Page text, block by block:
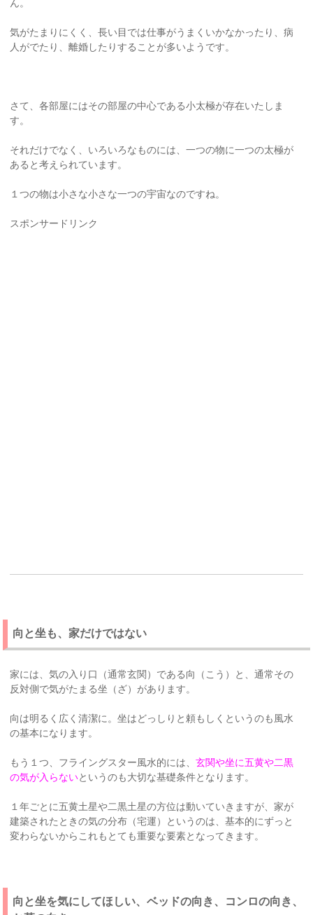
ん。
気がたまりにくく、長い目では仕事がうまくいかなかったり、病
人がでたり、離婚したりすることが多いようです。
さて、各部屋にはその部屋の中心である小太極が存在いたしま
す。
それだけでなく、いろいろなものには、一つの物に一つの太極が
あると考えられています。
１つの物は小さな小さな一つの宇宙なのですね。
スポンサードリンク
向と坐も、家だけではない
家には、気の入り口（通常玄関）である向（こう）と、通常その
反対側で気がたまる坐（ざ）があります。
向は明るく広く清潔に。坐はどっしりと頼もしくというのも風水
の基本になります。
もう１つ、フライングスター風水的には、玄関や坐に五黄や二黒
の気が入らないというのも大切な基礎条件となります。
１年ごとに五黄土星や二黒土星の方位は動いていきますが、家が
建築されたときの気の分布（宅運）というのは、基本的にずっと
変わらないからこれもとても重要な要素となってきます。
向と坐を気にしてほしい、ベッドの向き、コンロの向き、